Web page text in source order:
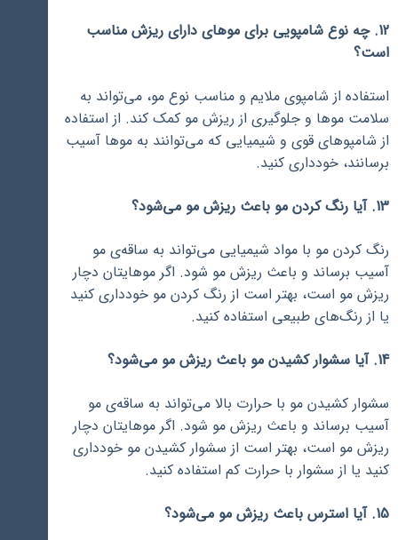
12. چه نوع شامپویی برای موهای دارای ریزش مناسب
است؟
استفاده از شامپوی ملایم و مناسب نوع مو، می‌تواند به
سلامت موها و جلوگیری از ریزش مو کمک کند. از استفاده
از شامپوهای قوی و شیمیایی که می‌توانند به موها آسیب
برسانند، خودداری کنید.
13. آیا رنگ کردن مو باعث ریزش مو می‌شود؟
رنگ کردن مو با مواد شیمیایی می‌تواند به ساقه‌ی مو
آسیب برساند و باعث ریزش مو شود. اگر موهایتان دچار
ریزش مو است، بهتر است از رنگ کردن مو خودداری کنید
یا از رنگ‌های طبیعی استفاده کنید.
14. آیا سشوار کشیدن مو باعث ریزش مو می‌شود؟
سشوار کشیدن مو با حرارت بالا می‌تواند به ساقه‌ی مو
آسیب برساند و باعث ریزش مو شود. اگر موهایتان دچار
ریزش مو است، بهتر است از سشوار کشیدن مو خودداری
کنید یا از سشوار با حرارت کم استفاده کنید.
15. آیا استرس باعث ریزش مو می‌شود؟